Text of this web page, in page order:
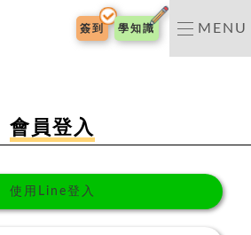
交通安全入口網
簽到 學知識 MENU
會員登入
使用Line登入